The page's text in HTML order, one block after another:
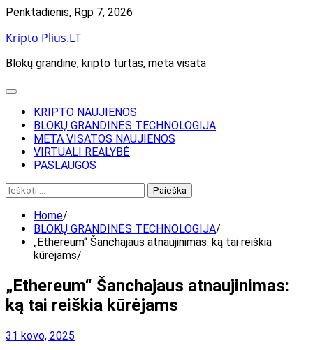
Skip
content
Penktadienis, Rgp 7, 2026
Kripto Plius.LT
Blokų grandinė, kripto turtas, meta visata
KRIPTO NAUJIENOS
BLOKŲ GRANDINĖS TECHNOLOGIJA
META VISATOS NAUJIENOS
VIRTUALI REALYBĖ
PASLAUGOS
Ieškoti:
Home
BLOKŲ GRANDINĖS TECHNOLOGIJA
„Ethereum“ Šanchajaus atnaujinimas: ką tai reiškia
kūrėjams
„Ethereum“ Šanchajaus atnaujinimas:
ką tai reiškia kūrėjams
31 kovo, 2025